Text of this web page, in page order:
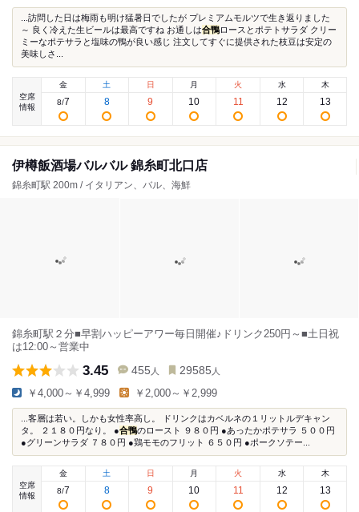
...訪問した日は梅雨も明け猛暑日でしたが プレミアムモルツで生き返りました
～ 良く冷えた生ビールは最高ですね お通しは合鴨ロースとポテトサラダ クリー
ミーなポテサラと塩味の鴨が良い感じ 注文してすぐに提供された枝豆は安定の
美味しさ...
空席
情報
金
8/7
土
8
日
9
月
10
火
11
水
12
木
13
伊樽飯酒場バルバル 錦糸町北口店
錦糸町駅 200m / イタリアン、バル、海鮮
錦糸町駅２分■早割ハッピーアワー毎日開催♪ドリンク250円～■土日祝
は12:00～営業中
3.45 455 人 29585 人
￥4,000～￥4,999 ￥2,000～￥2,999
...客層は若い。しかも女性率高し。 ドリンクはカベルネの１リットルデキャン
タ。 ２１８０円なり。 ●合鴨のロースト ９８０円 ●あったかポテサラ ５００円
●グリーンサラダ ７８０円 ●鶏モモのフリット ６５０円 ●ポークソテー...
空席
情報
金
8/7
土
8
日
9
月
10
火
11
水
12
木
13